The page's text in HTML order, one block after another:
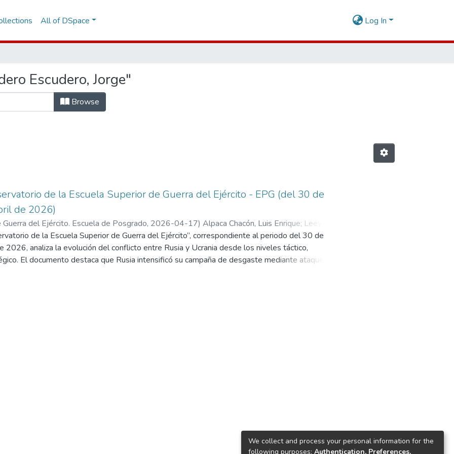
All of DSpace Log In
Escudero, Jorge"
Browse
de la Escuela Superior de Guerra del Ejército - EPG (del 30 de
de 2026)
Guerra del Ejército. Escuela de Posgrado, 2026-04-17) Alpaca Chacón, Luis Enrique; Leey
Augusto;Ruiz Fernández, Raúl Arturo;Apaza Cruz, Miguel Ángel;Escudero Escudero,
Omar;Nestares Encinas, Carlos Israel; Belon Quispe, William Roberto;Viera Quijano, Erick
de Guerra del Ejército - Escuela de Posgrado
de la Escuela Superior de Guerra del Ejército”, correspondiente al periodo del 30 de
2026, analiza la evolución del conflicto entre Rusia y Ucrania desde los niveles táctico,
El documento destaca que Rusia intensificó su campaña de desgaste mediante ataques
drones y bombardeos aéreos, especialmente en los ejes de Pokrovsk y Kostiantynivka, sin lograr
We collect and process your personal information for the
following purposes: Authentication, Preferences,